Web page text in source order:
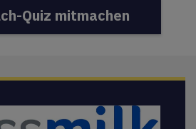
Quiz mitmachen